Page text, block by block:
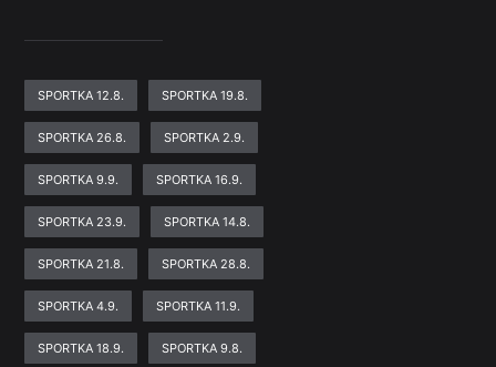
SPORTKA 12.8. SPORTKA 19.8.
SPORTKA 26.8. SPORTKA 2.9.
SPORTKA 9.9. SPORTKA 16.9.
SPORTKA 23.9. SPORTKA 14.8.
SPORTKA 21.8. SPORTKA 28.8.
SPORTKA 4.9. SPORTKA 11.9.
SPORTKA 18.9. SPORTKA 9.8.